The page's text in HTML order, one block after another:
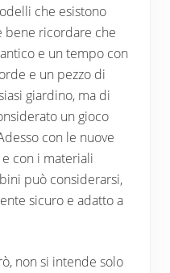
che esistono
bene ricordare che
e un tempo con
e un pezzo di
giardino, ma di
un gioco
con le nuove
con i materiali
può considerarsi,
sicuro e adatto a
non si intende solo